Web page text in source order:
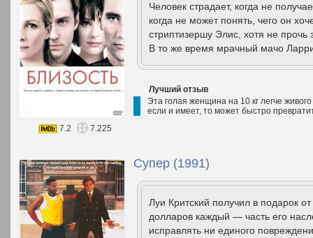
Человек страдает, когда не
когда не может понять, чего он
стриптизершу Элис, хотя не
В то же время мрачный мачо
Лучший отзыв
Эта голая женщина на 10 кг легче
если и имеет, то может быстро
7.2
7.225
Супер (1991)
Луи Критский получил в подарок
долларов каждый — часть его
исправлять ни единого